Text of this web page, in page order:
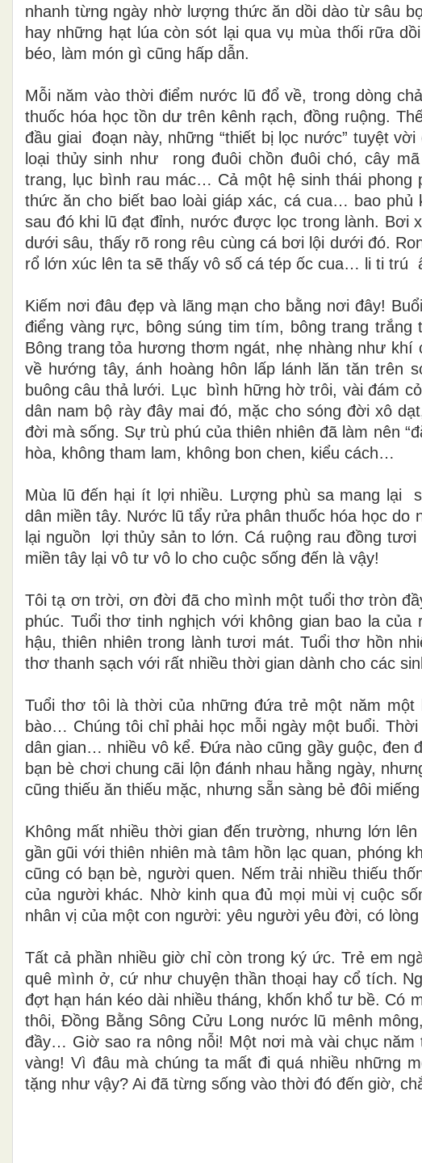
nhanh từng ngày nhờ lượng thức ăn dồi dào từ sâu
hay những hạt lúa còn sót lại qua vụ mùa thối rữa
béo, làm món gì cũng hấp dẫn.
Mỗi năm vào thời điểm nước lũ đổ về, trong dòng
thuốc hóa học tồn dư trên kênh rạch, đồng ruộng.
đầu giai
đoạn này, những “thiết bị lọc nước” tuyệt vời
loại thủy sinh như
rong đuôi chồn đuôi chó, cây
trang, lục bình rau mác… Cả một hệ sinh thái
thức ăn cho biết bao loài giáp xác, cá cua… bao phủ
sau đó khi lũ đạt đỉnh, nước được lọc trong lành. Bơi
dưới sâu, thấy rõ rong rêu cùng cá bơi lội dưới đó.
rổ lớn xúc lên ta sẽ thấy vô số cá tép ốc cua… li ti trú
Kiếm nơi đâu đẹp và lãng mạn cho bằng nơi đây!
điểng vàng rực, bông súng tim tím, bông trang
Bông trang tỏa hương thơm ngát, nhẹ nhàng như khí
về hướng tây, ánh hoàng hôn lấp lánh lăn tăn trên
buông câu thả lưới. Lục
bình hững hờ trôi, vài đám
dân nam bộ rày đây mai đó, mặc cho sóng đời xô
đời mà sống. Sự trù phú của thiên nhiên đã làm nên
hòa, không tham lam, không bon chen, kiểu cách…
Mùa lũ đến hại ít lợi nhiều. Lượng phù sa mang lại
dân miền tây. Nước lũ tẩy rửa phân thuốc hóa học do
lại nguồn
lợi thủy sản to lớn. Cá ruộng rau đồng tươi
miền tây lại vô tư vô lo cho cuộc sống đến là vậy!
Tôi tạ ơn trời, ơn đời đã cho mình một tuổi thơ tròn
phúc. Tuổi thơ tinh nghịch với không gian bao la
hậu, thiên nhiên trong lành tươi mát. Tuổi thơ hồn
thơ thanh sạch với rất nhiều thời gian dành cho các
Tuổi thơ tôi là thời của những đứa trẻ một năm
bào… Chúng tôi chỉ phải học mỗi ngày một buổi. Thời
dân gian… nhiều vô kể. Đứa nào cũng gầy guộc, đen
bạn bè chơi chung cãi lộn đánh nhau hằng ngày,
cũng thiếu ăn thiếu mặc, nhưng sẵn sàng bẻ đôi
Không mất nhiều thời gian đến trường, nhưng lớn lên
gần gũi với thiên nhiên mà tâm hồn lạc quan, phóng
cũng có bạn bè, người quen. Nếm trải nhiều thiếu
của người khác. Nhờ kinh qua đủ mọi mùi vị cuộc
nhân vị của một con người: yêu người yêu đời, có
Tất cả phần nhiều giờ chỉ còn trong ký ức. Trẻ em
quêmình ở, cứ như chuyện thần thoại hay cổ tích.
đợt hạn hán kéo dài nhiều tháng, khốn khổ tư bề. Có
thôi, Đồng Bằng Sông Cửu Long nước lũ mênh
đầy… Giờ sao ra nông nỗi! Một nơi mà vài chục
vàng! Vì đâu mà chúng ta mất đi quá nhiều những
tặng như vậy? Ai đã từng sống vào thời đó đến giờ,